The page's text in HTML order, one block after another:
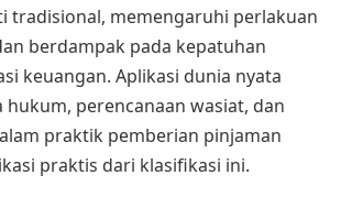
tradisional, memengaruhi perlakuan
berdampak pada kepatuhan
keuangan. Aplikasi dunia nyata
hukum, perencanaan wasiat, dan
praktik pemberian pinjaman
praktis dari klasifikasi ini.